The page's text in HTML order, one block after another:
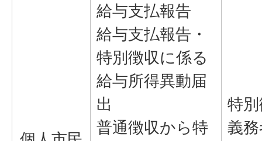
給与支払報告
給与支払報告・
特別徴収に係る
給与所得異動届
出
普通徴収から特
特
義